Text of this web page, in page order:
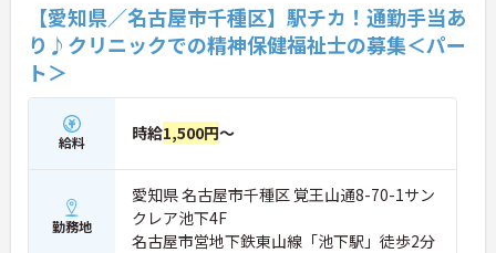
【愛知県／名古屋市千種区】駅チカ！通勤手当あ
り♪クリニックでの精神保健福祉士の募集＜パー
ト＞
給料 時給1,500円～
勤務地
愛知県 名古屋市千種区 覚王山通8-70-1サン
クレア池下4F
名古屋市営地下鉄東山線「池下駅」徒歩2分